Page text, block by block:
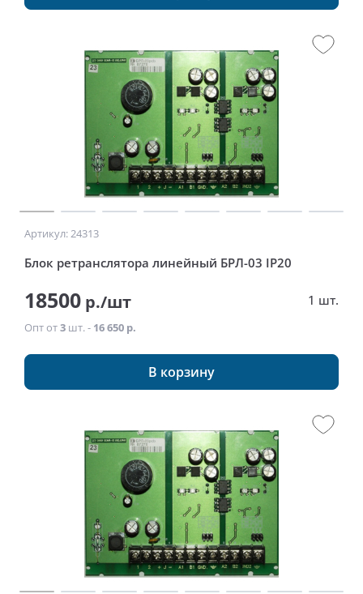
Артикул: 24313
Блок ретранслятора линейный БРЛ-03 IP20
18500 р./шт 1 шт.
Опт от3 шт. - 16 650 р.
В корзину